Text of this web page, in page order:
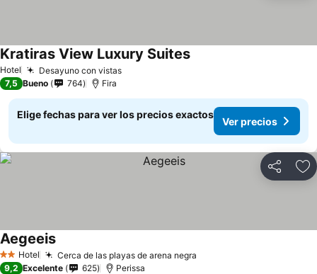
Hotel Desayuno con vistas
Kratiras View Luxury Suites
7,5 Bueno 764 Fira
Elige fechas para ver los precios exactos
Ver precios
Compartir
2 Estrellas
Hotel Cerca de las playas de arena negra
Aegeeis
9,2 Excelente 625 Perissa